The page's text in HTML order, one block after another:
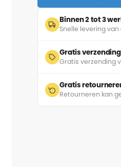
Binnen 2 tot 3
Snelle levering
Gratis
Gratis verzending
Gratis
Retourneren kan